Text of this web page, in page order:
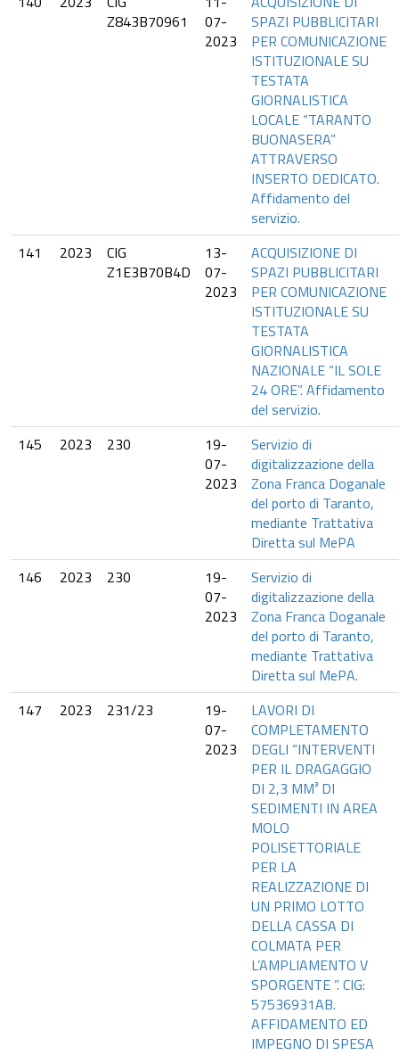
Z843B70961
07-
2023
SPAZI PUBBLICITARI
PER COMUNICAZIONE
ISTITUZIONALE SU
TESTATA
GIORNALISTICA
LOCALE “TARANTO
BUONASERA”
ATTRAVERSO
INSERTO DEDICATO.
Affidamento del
servizio.
141
2023
CIG
Z1E3B70B4D
13-
07-
2023
ACQUISIZIONE DI
SPAZI PUBBLICITARI
PER COMUNICAZIONE
ISTITUZIONALE SU
TESTATA
GIORNALISTICA
NAZIONALE “IL SOLE
24 ORE”. Affidamento
del servizio.
145
2023 230
19-
07-
2023
Servizio di
digitalizzazione della
Zona Franca Doganale
del porto di Taranto,
mediante Trattativa
Diretta sul MePA
146
2023 230
19-
07-
2023
Servizio di
digitalizzazione della
Zona Franca Doganale
del porto di Taranto,
mediante Trattativa
Diretta sul MePA.
147
2023 231/23
19-
07-
2023
LAVORI DI
COMPLETAMENTO
DEGLI “INTERVENTI
PER IL DRAGAGGIO
DI 2,3 MM³ DI
SEDIMENTI IN AREA
MOLO
POLISETTORIALE
PER LA
REALIZZAZIONE DI
UN PRIMO LOTTO
DELLA CASSA DI
COLMATA PER
L’AMPLIAMENTO V
SPORGENTE ”. CIG:
57536931AB.
AFFIDAMENTO ED
IMPEGNO DI SPESA